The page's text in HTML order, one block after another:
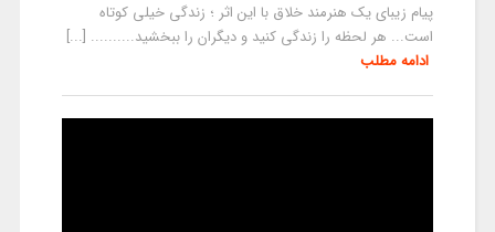
پیام زیبای ‌یک هنرمند خلاق با این اثر ؛ زندگی‌ خیلی کوتاه
است... هر لحظه را زندگی‌ کنید و دیگران را ببخشید.......... [...]
ادامه مطلب